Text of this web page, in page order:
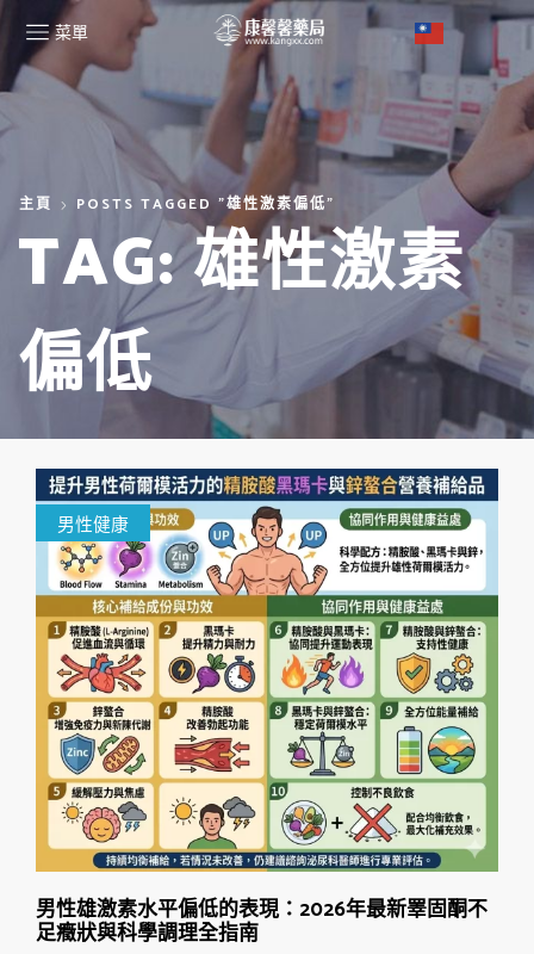
菜單
主頁 POSTS TAGGED "雄性激素偏低"
TAG: 雄性激素
偏低
男性健康
男性雄激素水平偏低的表現：2026年最新睪固酮不
足癥狀與科學調理全指南